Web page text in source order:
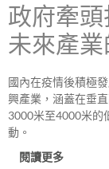
政府牽
未來產
國內在疫情後積極
興產業，涵蓋在垂
3000米至4000米的
動。
閱讀更多